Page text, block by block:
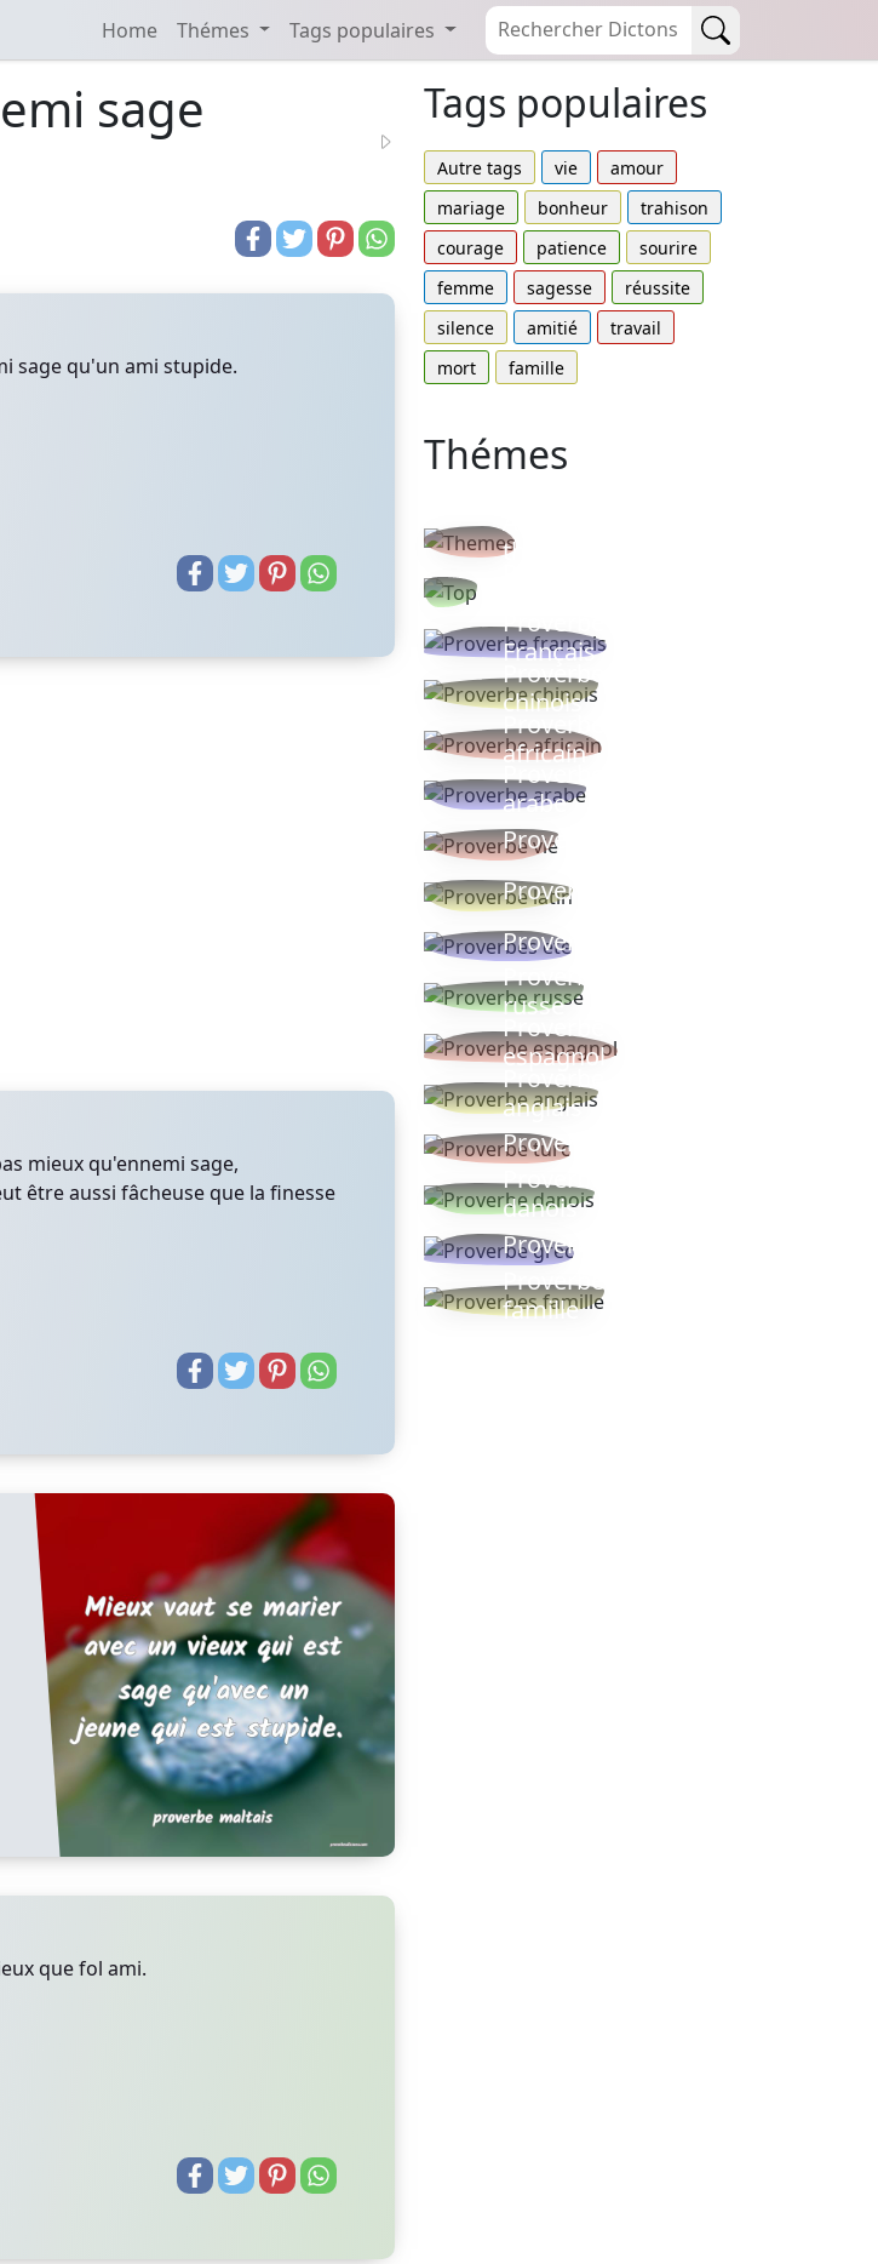
Home Thémes Tags populaires
sage
sage qu'un ami stupide.
mieux qu'ennemi sage,
être aussi fâcheuse que la finesse
que fol ami.
Tags populaires
Autre tags vie
amour
mariage
bonheur
trahison
courage
patience
sourire
femme
sagesse
réussite
silence
amitié
travail
mort
famille
Thémes
thèmes
Proverbe
Français
Proverbe
chinois
Proverbe
africain
Proverbe
arabe
Proverbe vie
Proverbe latin
Proverbes ete
Proverbe
russe
Proverbe
espagnol
Proverbe
anglais
Proverbe turc
Proverbe
danois
Proverbe grec
Proverbes
famille